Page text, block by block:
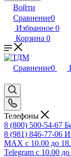
Войти
Сравнение0
Избранное 0
Корзина 0
Сравнение0
Телефоны
8 (800) 500-54-67
8 (981) 846-77-06
MAX с 10.00 до
Telegram с 10.00